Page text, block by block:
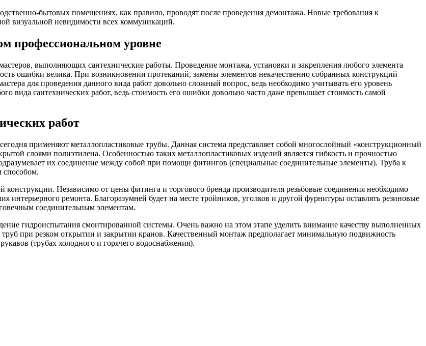
бытовых помещениях, как правило, проводят после проведения демонтажа. Новые требования к
визуальной невидимости всех коммуникаций.
профессиональном уровне
выполняющих сантехнические работы. Проведение монтажа, установки и закрепления любого элемента
ошибки велика. При возникновении протеканий, замены элементов некачественно собранных конструкций
для проведения данного вида работ довольно сложный вопрос, ведь необходимо учитывать его уровень
вида сантехнических работ, ведь стоимость его ошибки довольно часто даже превышает стоимость самой
работ
применяют металлопластиковые трубы. Данная система представляет собой многослойный «конструкционный
слоями полиэтилена. Особенностью таких металлопластиковых изделий является гибкость и прочностью
их соединение между собой при помощи фитингов (специальные соединительные элементы). Труба к
способом.
Независимо от цены фитинга и торгового бренда производителя резьбовые соединения необходимо
интерьерного ремонта. Благоразумней будет на месте тройников, уголков и другой фурнитуры оставлять резиновые
соединительным элементам.
гидроиспытания смонтированной системы. Очень важно на этом этапе уделить внимание качеству выполненных
при резком открытии и закрытии кранов. Качественный монтаж предполагает минимальную подвижность
(трубах холодного и горячего водоснабжения).